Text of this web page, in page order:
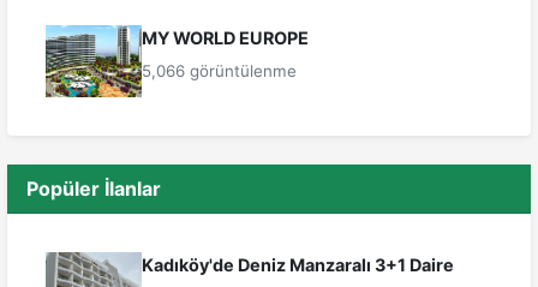
MY WORLD EUROPE
5,066 görüntülenme
Popüler İlanlar
Kadıköy'de Deniz Manzaralı 3+1 Daire